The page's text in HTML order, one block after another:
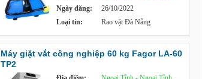
Ngày đăng:
26/10/2022
Loại tin:
Rao vặt Đà Nẵng
Máy giặt vắt công nghiệp 60 kg Fagor LA-60
TP2